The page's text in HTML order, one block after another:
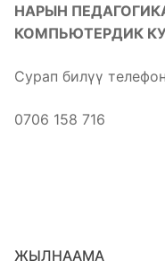
НАРЫН
КОМПЬЮТЕРДИК
Сурап билүү
0706 158 716
ЖЫЛНААМА